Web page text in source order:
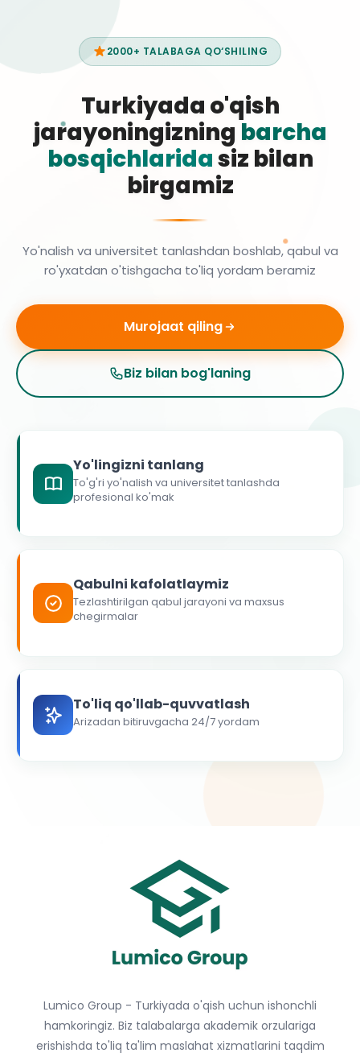
2000+ TALABAGA QO‘SHILING
Turkiyada o'qish
jarayoningizning barcha
bosqichlaridasiz bilan
birgamiz
Yo'nalish va universitet tanlashdan boshlab, qabul va
ro'yxatdan o'tishgacha to'liq yordam beramiz
Murojaat qiling
Biz bilan bog'laning
Yo'lingizni tanlang
To'g'ri yo'nalish va universitet tanlashda
profesional ko'mak
Qabulni kafolatlaymiz
Tezlashtirilgan qabul jarayoni va maxsus
chegirmalar
To'liq qo'llab-quvvatlash
Arizadan bitiruvgacha 24/7 yordam
Lumico Group - Turkiyada o'qish uchun ishonchli
hamkoringiz. Biz talabalarga akademik orzulariga
erishishda to'liq ta'lim maslahat xizmatlarini taqdim